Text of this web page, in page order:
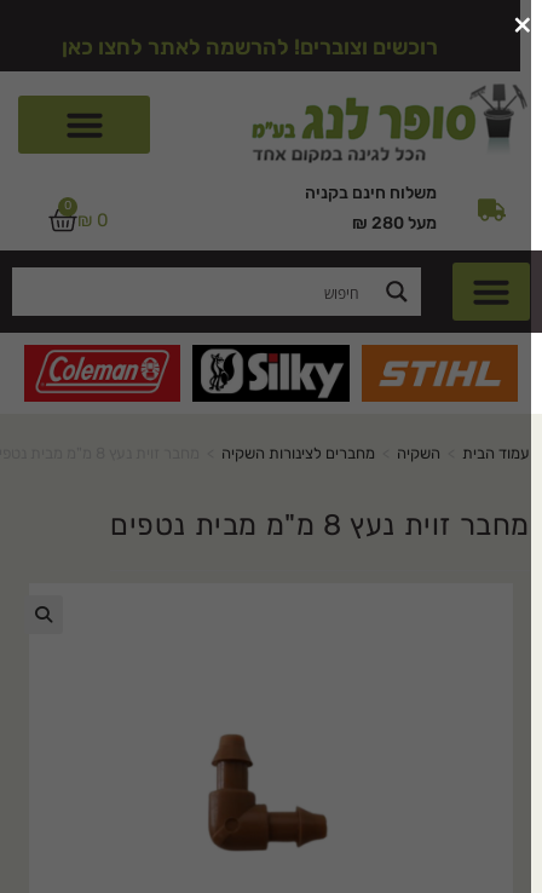
רוכשים וצוברים! להרשמה לאתר לחצו כאן
משלוח חינם בקניה
מעל 280 ₪
₪0
0
עמוד הבית > השקיה > מחברים לצינורות השקיה >
מחבר זוית נעץ 8 מ"מ מבית נטפים
×